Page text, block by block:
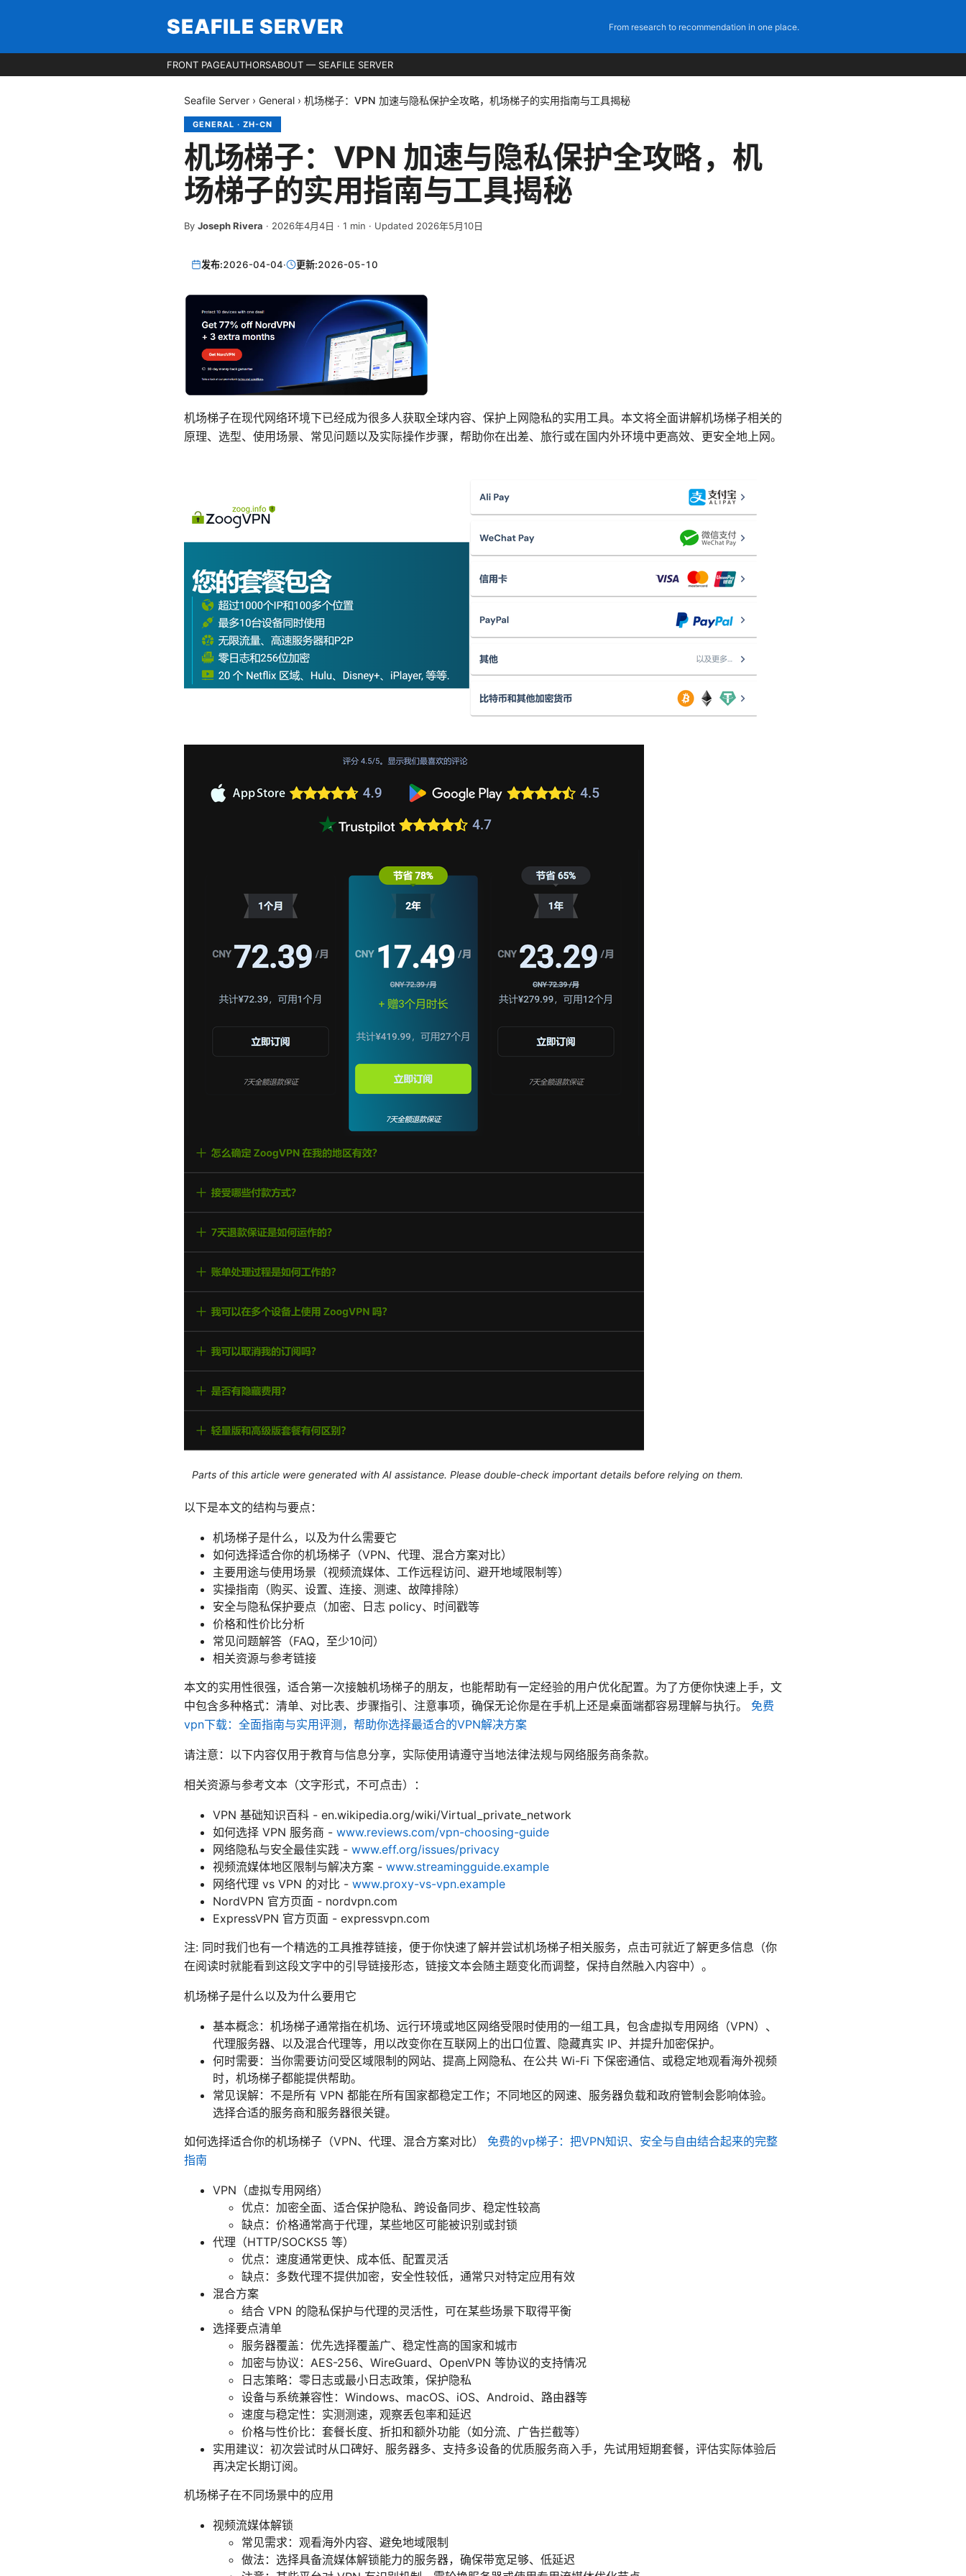
SEAFILE SERVER From research to recommendation in one place.
FRONT PAGEAUTHORSABOUT — SEAFILE SERVER
Seafile Server › General › 机场梯子：VPN 加速与隐私保护全攻略，机场梯子的实用指南与工具揭秘
GENERAL · ZH-CN
机场梯子：VPN 加速与隐私保护全攻略，机
场梯子的实用指南与工具揭秘
By Joseph Rivera · 2026年4月4日 · 1 min · Updated 2026年5月10日
发布:2026-04-04· 更新:2026-05-10
机场梯子在现代网络环境下已经成为很多人获取全球内容、保护上网隐私的实用工具。本文将全面讲解机场梯子相关的
原理、选型、使用场景、常见问题以及实际操作步骤，帮助你在出差、旅行或在国内外环境中更高效、更安全地上网。
Parts of this article were generated with AI assistance. Please double-check important details before relying on them.
以下是本文的结构与要点：
机场梯子是什么，以及为什么需要它
如何选择适合你的机场梯子（VPN、代理、混合方案对比）
主要用途与使用场景（视频流媒体、工作远程访问、避开地域限制等）
实操指南（购买、设置、连接、测速、故障排除）
安全与隐私保护要点（加密、日志 policy、时间戳等
价格和性价比分析
常见问题解答（FAQ，至少10问）
相关资源与参考链接
本文的实用性很强，适合第一次接触机场梯子的朋友，也能帮助有一定经验的用户优化配置。为了方便你快速上手，文
中包含多种格式：清单、对比表、步骤指引、注意事项，确保无论你是在手机上还是桌面端都容易理解与执行。 免费
vpn下载：全面指南与实用评测，帮助你选择最适合的VPN解决方案
请注意：以下内容仅用于教育与信息分享，实际使用请遵守当地法律法规与网络服务商条款。
相关资源与参考文本（文字形式，不可点击）：
VPN 基础知识百科 - en.wikipedia.org/wiki/Virtual_private_network
如何选择 VPN 服务商 - www.reviews.com/vpn-choosing-guide
网络隐私与安全最佳实践 - www.eff.org/issues/privacy
视频流媒体地区限制与解决方案 - www.streamingguide.example
网络代理 vs VPN 的对比 - www.proxy-vs-vpn.example
NordVPN 官方页面 - nordvpn.com
ExpressVPN 官方页面 - expressvpn.com
注: 同时我们也有一个精选的工具推荐链接，便于你快速了解并尝试机场梯子相关服务，点击可就近了解更多信息（你
在阅读时就能看到这段文字中的引导链接形态，链接文本会随主题变化而调整，保持自然融入内容中）。
机场梯子是什么以及为什么要用它
基本概念：机场梯子通常指在机场、远行环境或地区网络受限时使用的一组工具，包含虚拟专用网络（VPN）、
代理服务器、以及混合代理等，用以改变你在互联网上的出口位置、隐藏真实 IP、并提升加密保护。
何时需要：当你需要访问受区域限制的网站、提高上网隐私、在公共 Wi-Fi 下保密通信、或稳定地观看海外视频
时，机场梯子都能提供帮助。
常见误解：不是所有 VPN 都能在所有国家都稳定工作；不同地区的网速、服务器负载和政府管制会影响体验。
选择合适的服务商和服务器很关键。
如何选择适合你的机场梯子（VPN、代理、混合方案对比） 免费的vp梯子：把VPN知识、安全与自由结合起来的完整
指南
VPN（虚拟专用网络）
优点：加密全面、适合保护隐私、跨设备同步、稳定性较高
缺点：价格通常高于代理，某些地区可能被识别或封锁
代理（HTTP/SOCKS5 等）
优点：速度通常更快、成本低、配置灵活
缺点：多数代理不提供加密，安全性较低，通常只对特定应用有效
混合方案
结合 VPN 的隐私保护与代理的灵活性，可在某些场景下取得平衡
选择要点清单
服务器覆盖：优先选择覆盖广、稳定性高的国家和城市
加密与协议：AES-256、WireGuard、OpenVPN 等协议的支持情况
日志策略：零日志或最小日志政策，保护隐私
设备与系统兼容性：Windows、macOS、iOS、Android、路由器等
速度与稳定性：实测测速，观察丢包率和延迟
价格与性价比：套餐长度、折扣和额外功能（如分流、广告拦截等）
实用建议：初次尝试时从口碑好、服务器多、支持多设备的优质服务商入手，先试用短期套餐，评估实际体验后
再决定长期订阅。
机场梯子在不同场景中的应用
视频流媒体解锁
常见需求：观看海外内容、避免地域限制
做法：选择具备流媒体解锁能力的服务器，确保带宽足够、低延迟